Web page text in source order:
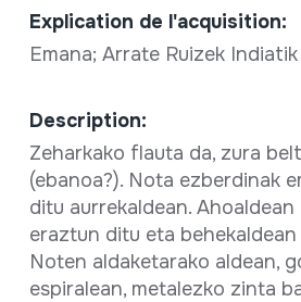
Explication de l'acquisition:
Emana; Arrate Ruizek
Description:
Zeharkako flauta da, zura
(ebanoa?). Nota ezberdinak
ditu aurrekaldean.
eraztun ditu eta
Noten aldaketarako aldean,
espiralean, metalezko zinta